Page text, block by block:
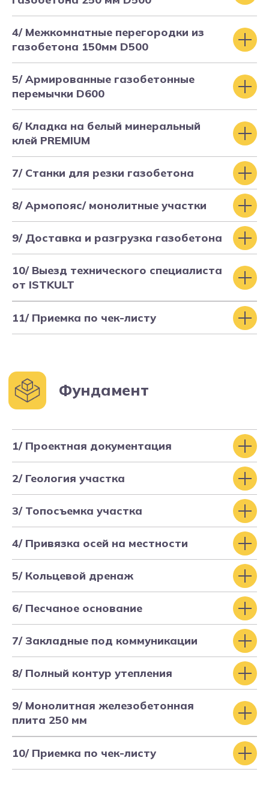
4/ Межкомнатные перегородки из
газобетона 150мм D500
5/ Армированные газобетонные
перемычки D600
6/ Кладка на белый минеральный
клей PREMIUM
7/ Станки для резки газобетона
8/ Армопояс/ монолитные участки
9/ Доставка и разгрузка газобетона
10/ Выезд технического специалиста
от ISTKULT
11/ Приемка по чек-листу
1/ Проектная документация
2/ Геология участка
3/ Топосъемка участка
4/ Привязка осей на местности
5/ Кольцевой дренаж
6/ Песчаное основание
7/ Закладные под коммуникации
8/ Полный контур утепления
9/ Монолитная железобетонная
плита 250 мм
10/ Приемка по чек-листу
Кровля
Окна и двери